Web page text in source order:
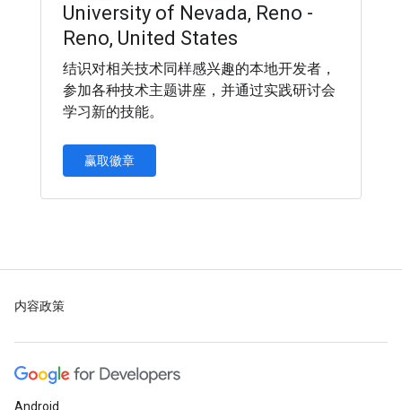
University of Nevada, Reno -
Reno, United States
结识对相关技术同样感兴趣的本地开发者，
参加各种技术主题讲座，并通过实践研讨会
学习新的技能。
赢取徽章
内容政策
Android